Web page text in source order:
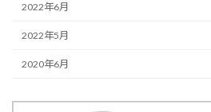
2022年6月
2022年5月
2020年6月